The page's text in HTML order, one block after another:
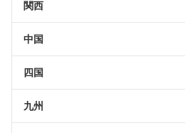
関西
中国
四国
九州